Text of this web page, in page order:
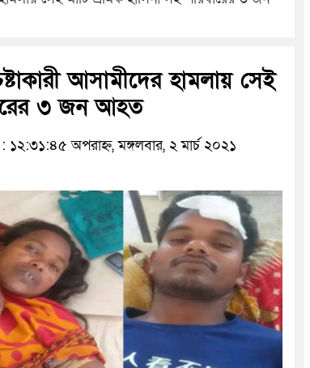
আসামীদের হামলায় সেই
৩ জন আহত
অপরাহ্ন, মঙ্গলবার, ২ মার্চ ২০২১